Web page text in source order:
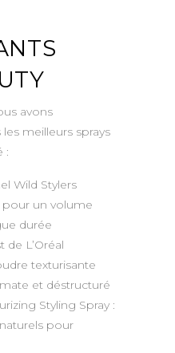
avons
meilleurs sprays
:
Wild Stylers
pour un volume
durée
de L’Oréal
texturisante
et déstructuré
Styling Spray :
pour